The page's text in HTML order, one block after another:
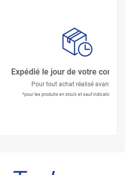
Expédié le jour de votre
Pour tout achat réalisé avant 15h
*pour les produits en stock et sauf indication